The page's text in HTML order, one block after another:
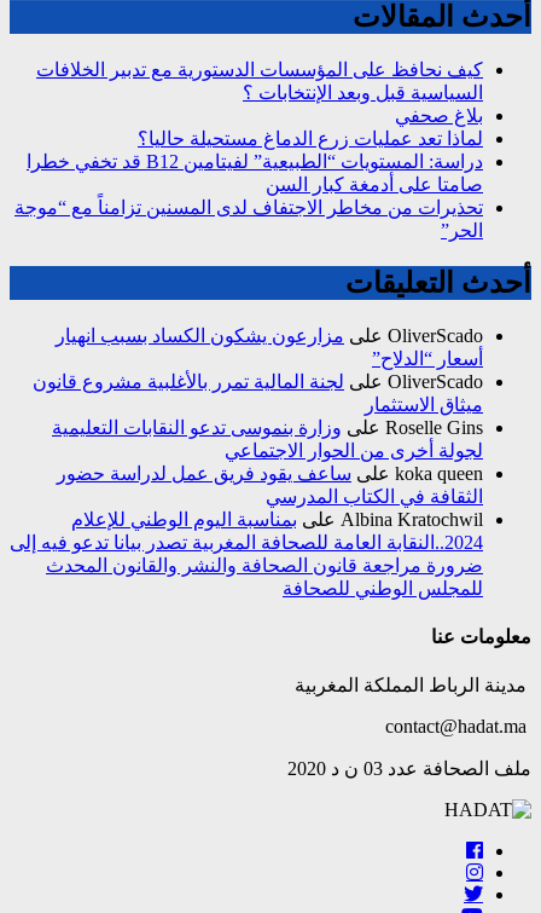
أحدث المقالات
كيف نحافظ على المؤسسات الدستورية مع تدبير الخلافات
السياسية قبل وبعد الإنتخابات ؟
بلاغ صحفي
لماذا تعد عمليات زرع الدماغ مستحيلة حاليا؟
دراسة: المستويات “الطبيعية” لفيتامين B12 قد تخفي خطرا
صامتا على أدمغة كبار السن
تحذيرات من مخاطر الاجتفاف لدى المسنين تزامناً مع “موجة
الحر”
أحدث التعليقات
OliverScado على مزارعون يشكون الكساد بسبب انهيار
أسعار “الدلاح”
OliverScado على لجنة المالية تمرر بالأغلبية مشروع قانون
ميثاق الاستثمار
Roselle Gins على وزارة بنموسى تدعو النقابات التعليمية
لجولة أخرى من الحوار الاجتماعي
koka queen على ساعف يقود فريق عمل لدراسة حضور
الثقافة في الكتاب المدرسي
Albina Kratochwil على بمناسبة اليوم الوطني للإعلام
2024..النقابة العامة للصحافة المغربية تصدر بيانا تدعو فيه إلى
ضرورة مراجعة قانون الصحافة والنشر والقانون المحدث
للمجلس الوطني للصحافة
معلومات عنا
مدينة الرباط المملكة المغربية
ملف الصحافة عدد 03 ن د 2020